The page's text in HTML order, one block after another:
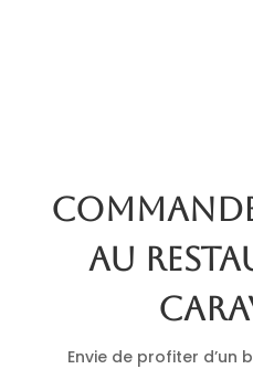
au
Envie de profiter d’un